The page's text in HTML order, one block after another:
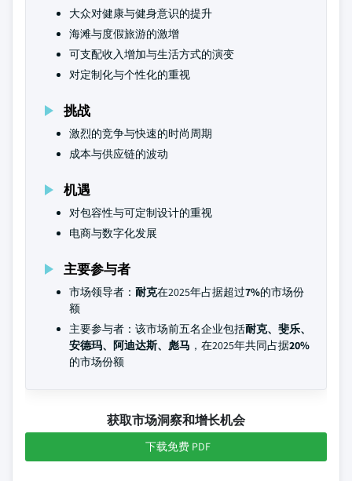
大众对健康与健身意识的提升
海滩与度假旅游的激增
可支配收入增加与生活方式的演变
对定制化与个性化的重视
挑战
激烈的竞争与快速的时尚周期
成本与供应链的波动
机遇
对包容性与可定制设计的重视
电商与数字化发展
主要参与者
市场领导者： 耐克在2025年占据超过7%的市场份
额
主要参与者：该市场前五名企业包括耐克、斐乐、
安德玛、阿迪达斯、彪马 ，在2025年共同占据20%
的市场份额
获取市场洞察和增长机会
下载免费 PDF